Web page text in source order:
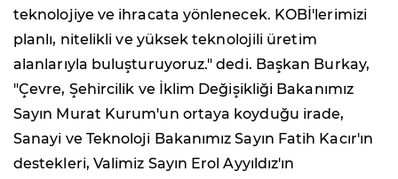
teknolojiye ve ihracata yönlenecek. KOBİ'lerimizi
planlı, nitelikli ve yüksek teknolojili üretim
alanlarıyla buluşturuyoruz." dedi. Başkan Burkay,
"Çevre, Şehircilik ve İklim Değişikliği Bakanımız
Sayın Murat Kurum'un ortaya koyduğu irade,
Sanayi ve Teknoloji Bakanımız Sayın Fatih Kacır'ın
destekleri, Valimiz Sayın Erol Ayyıldız'ın